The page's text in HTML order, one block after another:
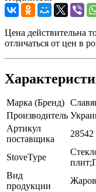
Цена действительна
отличаться от цен в
Марка (Бренд)
Производитель
Артикул
поставщика
28542
StoveType
Вид
продукции